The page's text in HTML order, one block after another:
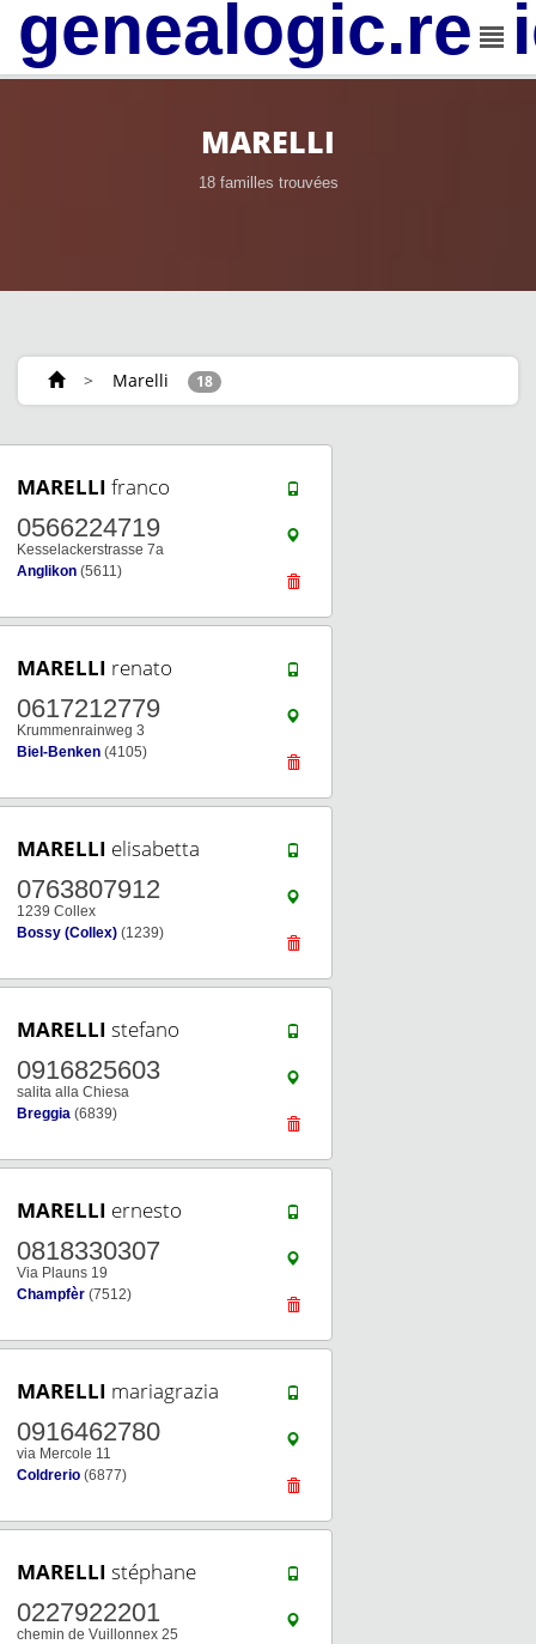
MARELLI
18 familles trouvées
> Marelli 18
MARELLI franco
0566224719
Kesselackerstrasse 7a
Anglikon (5611)
MARELLI renato
0617212779
Krummenrainweg 3
Biel-Benken (4105)
MARELLI elisabetta
0763807912
1239 Collex
Bossy (Collex) (1239)
MARELLI stefano
0916825603
salita alla Chiesa
Breggia (6839)
MARELLI ernesto
0818330307
Via Plauns 19
Champfèr (7512)
MARELLI mariagrazia
0916462780
via Mercole 11
Coldrerio (6877)
MARELLI stéphane
0227922201
chemin de Vuillonnex 25